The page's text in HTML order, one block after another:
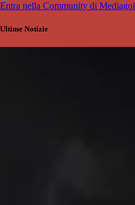
Entra nella Community di Mediagol
Ultime Notizie